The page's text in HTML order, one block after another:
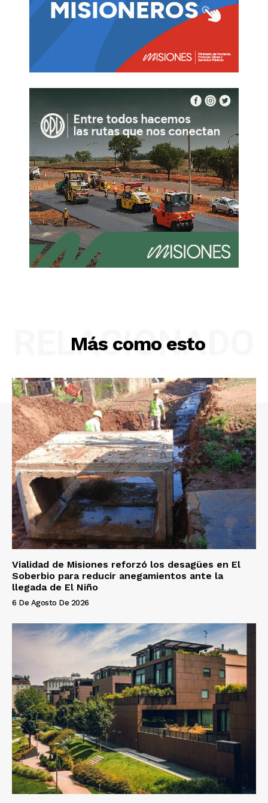
Más como esto
RELACIONADO
Vialidad de Misiones reforzó los desagües en El
Soberbio para reducir anegamientos ante la
llegada de El Niño
6 De Agosto De 2026